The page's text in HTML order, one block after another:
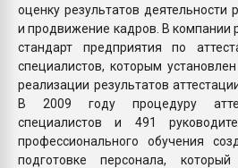
оценку результатов деятельности
и продвижение кадров. В компании
стандарт предприятия по
специалистов, которым
реализации результатов
В 2009 году процедуру
специалистов и 491
профессионального обучения
подготовке персонала,